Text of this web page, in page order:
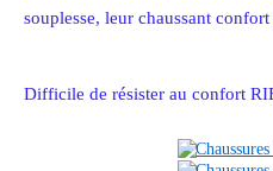
souplesse, leur chaussant
Difficile de résister au confort